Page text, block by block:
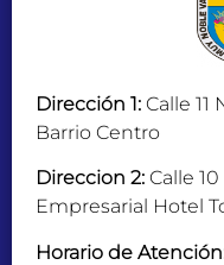
Dirección 1: Calle 11
Barrio Centro
Direccion 2: Calle
Empresarial Hotel
Horario de